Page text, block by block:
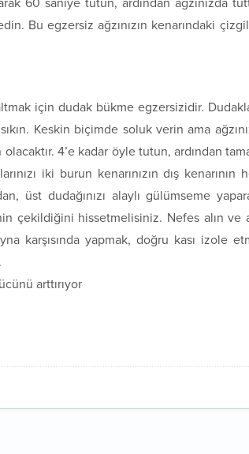
60 saniye tutun, ardından ağzınızda
Bu egzersiz ağzınızın kenarındaki
için dudak bükme egzersizidir.
Keskin biçimde soluk verin ama
4’e kadar öyle tutun, ardından
iki burun kenarınızın dış
üst dudağınızı alaylı gülümseme
çekildiğini hissetmelisiniz. Nefes alın
karşısında yapmak, doğru kası izole
arttırıyor